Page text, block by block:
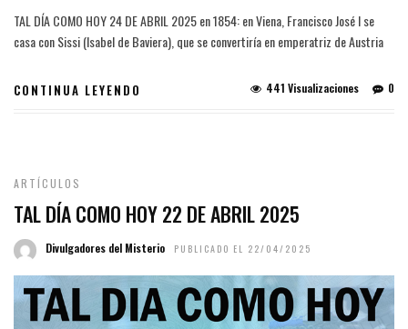
TAL DÍA COMO HOY 24 DE ABRIL 2025 en 1854: en Viena, Francisco José I se
casa con Sissi (Isabel de Baviera), que se convertiría en emperatriz de Austria
CONTINUA LEYENDO 0
441 Visualizaciones
ARTÍCULOS
TAL DÍA COMO HOY 22 DE ABRIL 2025
Divulgadores del Misterio PUBLICADO EL 22/04/2025